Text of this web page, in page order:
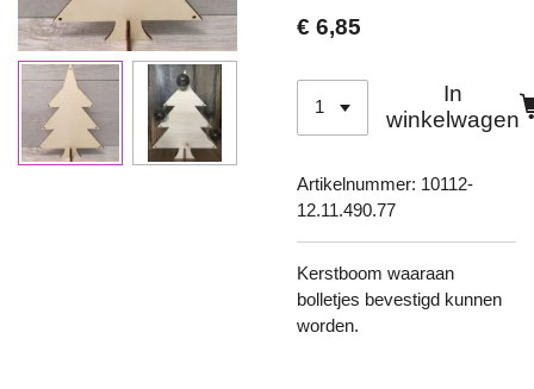
€ 6,85
In
winkelwagen
Artikelnummer: 10112-
12.11.490.77
Kerstboom waaraan
bolletjes bevestigd kunnen
worden.